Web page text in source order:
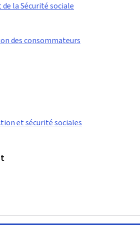
la Sécurité sociale
des consommateurs
et sécurité sociales